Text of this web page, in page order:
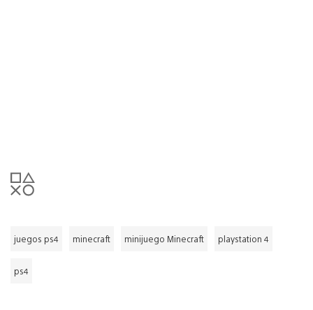
juegos ps4 minecraft minijuego Minecraft playstation 4
ps4